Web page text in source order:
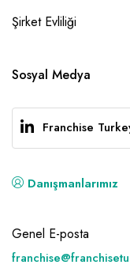
Şirket Evliliği
Sosyal Medya
Franchise
Danışmanlarımız
Genel E-posta